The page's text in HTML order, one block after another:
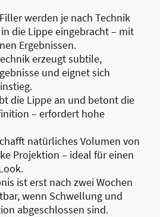
werden je nach Technik
die Lippe eingebracht – mit
Ergebnissen.
erzeugt subtile,
und eignet sich
die Lippe an und betont die
– erfordert hohe
natürliches Volumen von
Projektion – ideal für einen
ist erst nach zwei Wochen
wenn Schwellung und
abgeschlossen sind.